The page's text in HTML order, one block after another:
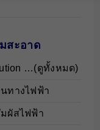
สะอาด
…(ดูทั้งหมด)
ทางไฟฟ้า
ผัสไฟฟ้า